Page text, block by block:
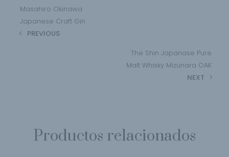
Masahiro Okinawa
Japanese Craft Gin
PREVIOUS
The Shin Japanase Pure
Malt Whisky Mizunara OAK
NEXT
Productos relacionados